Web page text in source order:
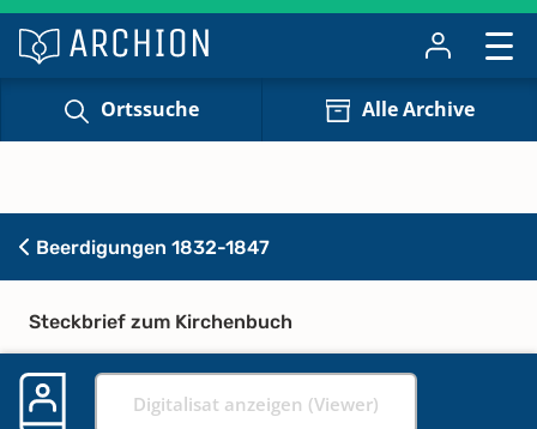
Ortssuche Alle Archive
Beerdigungen 1832-1847
Steckbrief zum Kirchenbuch
Digitalisat anzeigen (Viewer)